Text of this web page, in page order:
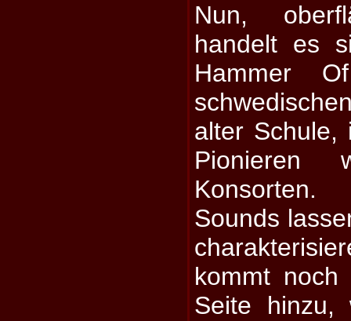
Nun,
handelt es
Hammer
alter Schule,
Pionieren
Sounds
kommt noch
Seite hinzu,